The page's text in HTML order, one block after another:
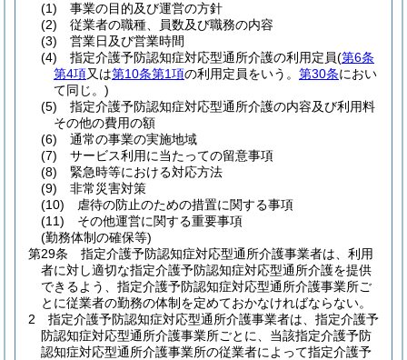
(1)
事業の目的及び運営の方針
(2)
従業者の職種、員数及び職務の内容
(3)
営業日及び営業時間
(4)
指定介護予防認知症対応型通所介護の利用定員(第6条
第4項又は第10条第1項の利用定員をいう。 第30条におい
て同じ。)
(5)
指定介護予防認知症対応型通所介護の内容及び利用料
その他の費用の額
(6)
通常の事業の実施地域
(7)
サービス利用に当たっての留意事項
(8)
緊急時等における対応方法
(9)
非常災害対策
(10)
虐待の防止のための措置に関する事項
(11)
その他運営に関する重要事項
(勤務体制の確保等)
第29条
指定介護予防認知症対応型通所介護事業者は、利用
者に対し適切な指定介護予防認知症対応型通所介護を提供
できるよう、指定介護予防認知症対応型通所介護事業所ご
とに従業者の勤務の体制を定めておかなければならない。
2
指定介護予防認知症対応型通所介護事業者は、指定介護予
防認知症対応型通所介護事業所ごとに、当該指定介護予防
認知症対応型通所介護事業所の従業者によって指定介護予